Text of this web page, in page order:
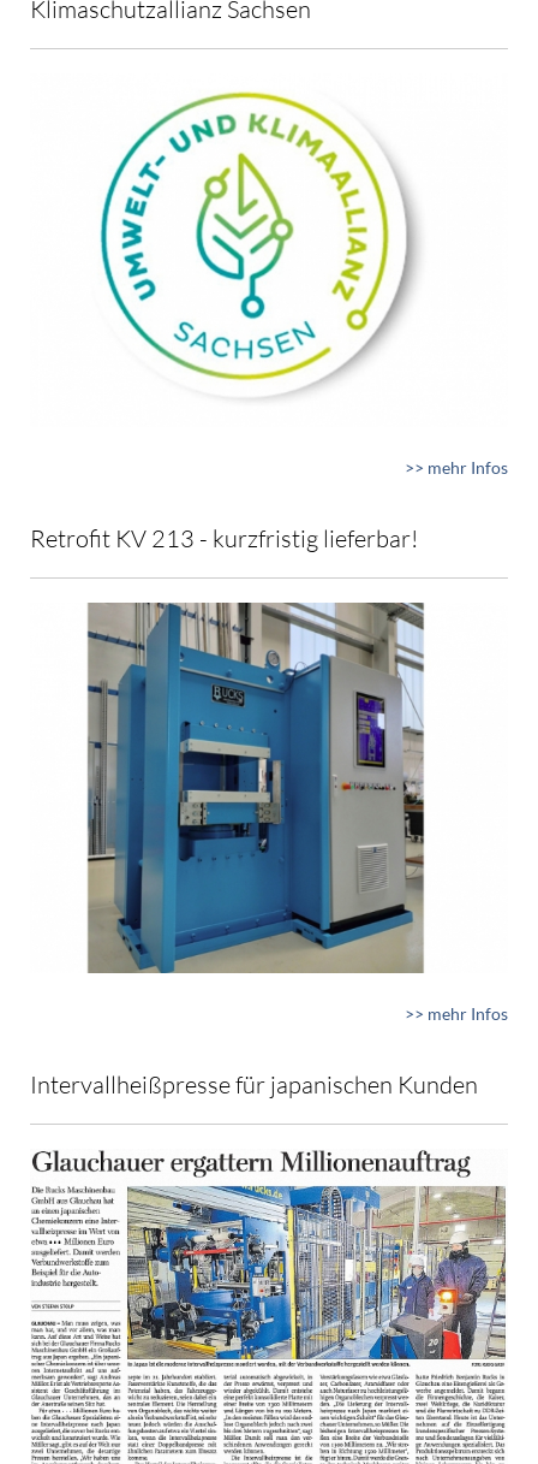
Klimaschutzallianz Sachsen
>> mehr Infos
Retrofit KV 213 - kurzfristig lieferbar!
>> mehr Infos
Intervallheißpresse für japanischen Kunden